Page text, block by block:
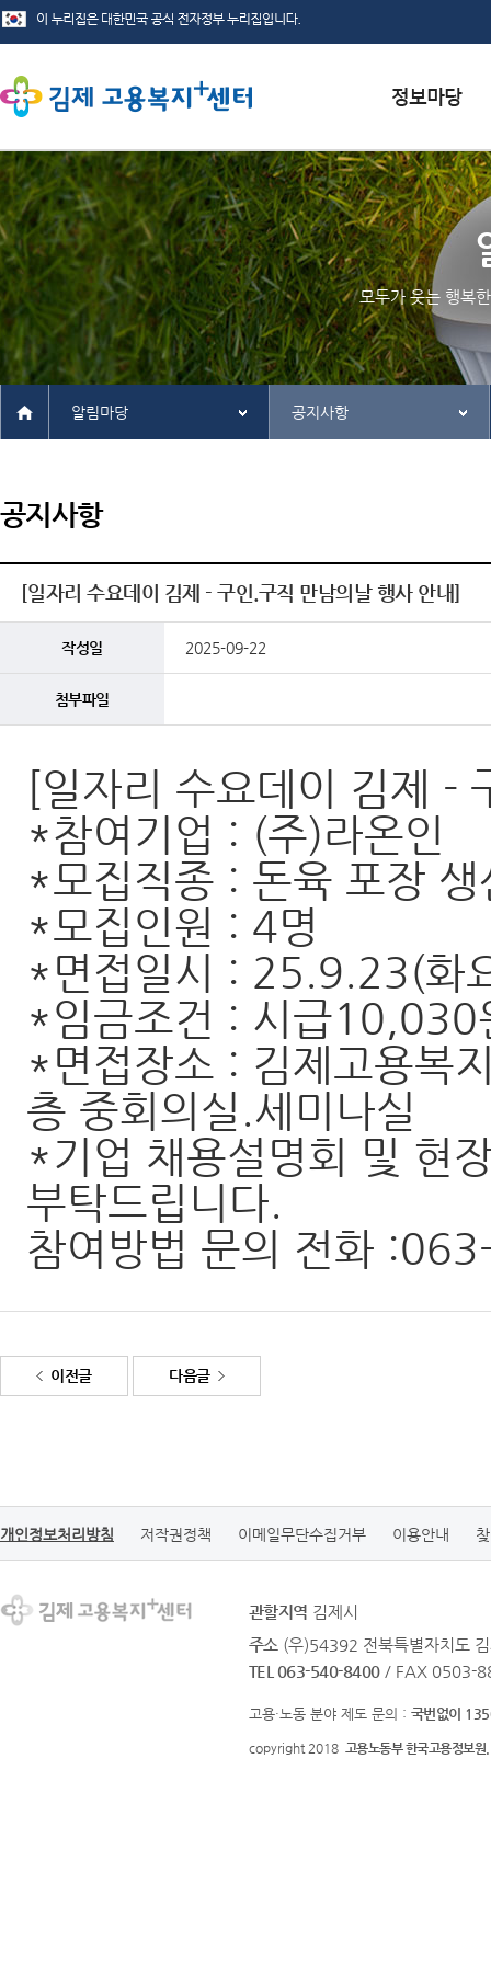
서식자료실
채용정보
인재정보
관련사이트
모두가 웃는 행복
알림마당 공지사항
공지사항
[일자리 수요데이 김제 - 구인.구직 만남의날 행사 안내]
작성일 2025-09-22
첨부파일
[일자리 수요데이 김제 -
*참여기업 : (주)라온인
*모집직종 : 돈육 포장 생
*모집인원 : 4명
*면접일시 : 25.9.23(화
*임금조건 : 시급
*면접장소 : 김제고용복
층 중회의실.세미나실
*기업 채용설명회 및 현
부탁드립니다.
참여방법 문의 전화
이전글 다음글
개인정보처리방침 저작권정책 이메일무단수집거부 이용안내
관할지역 김제시
주소 (우)54392 전북특별자치도
TEL 063-540-8400 / FAX 0503-
고용·노동 분야 제도 문의 : 국번없이
copyright 2018 고용노동부 한국고용정보원.